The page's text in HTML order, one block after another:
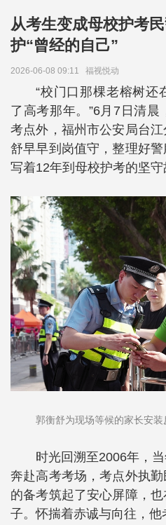
从考生变成母校护考
护“曾经的自己”
2026-06-08 09:11 福视悦动
“校门口那棵老榕树还
了高考那年。”6月7日清
考点外，福州市公安局台
舒早早到岗值守，整理好
写着12年到母校护考的坚守
郭衡舒为现场等候的家长安装
时光回溯至2006年，
奔赴高考考场，考点外执
的备考筑起了安心屏障，
子。怀揣着赤诚与向往，